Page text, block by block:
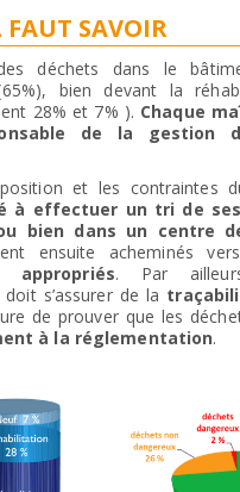
FAUT SAVOIR
des déchets dans le
bien devant la
28% et 7% ). Chaque
de la gestion
et les contraintes
à effectuer un tri de
bien dans un centre
ensuite acheminés
appropriés. Par
s’assurer de la
de prouver que les
à la réglementation.